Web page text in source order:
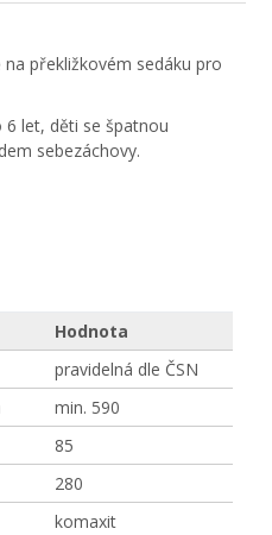
překližkovém sedáku pro
let, děti se špatnou
sebezáchovy.
Hodnota
pravidelná dle ČSN
min. 590
85
280
komaxit